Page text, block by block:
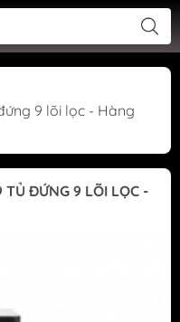
9 lõi lọc - Hàng
TỦ ĐỨNG 9 LÕI LỌC -